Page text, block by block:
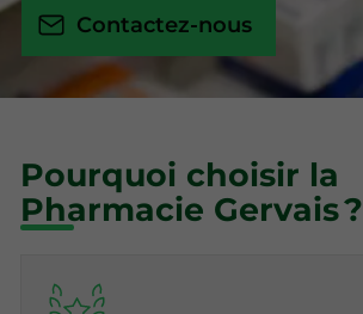
Contactez-nous
Pourquoi choisir la
Pharmacie Gervais ?